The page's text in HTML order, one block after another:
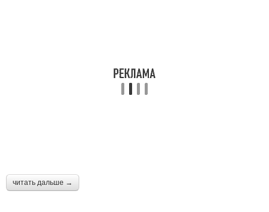
читать дальше →